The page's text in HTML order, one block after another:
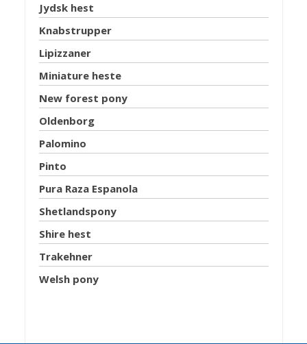
Jydsk hest
Knabstrupper
Lipizzaner
Miniature heste
New forest pony
Oldenborg
Palomino
Pinto
Pura Raza Espanola
Shetlandspony
Shire hest
Trakehner
Welsh pony